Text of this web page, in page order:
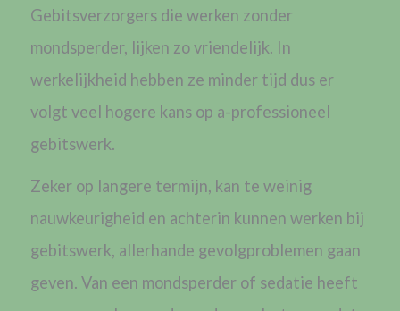
Gebitsverzorgers die werken zonder
mondsperder, lijken zo vriendelijk. In
werkelijkheid hebben ze minder tijd dus er
volgt veel hogere kans op a-professioneel
gebitswerk.
Zeker op langere termijn, kan te weinig
nauwkeurigheid en achterin kunnen werken bij
gebitswerk, allerhande gevolgproblemen gaan
geven. Van een mondsperder of sedatie heeft